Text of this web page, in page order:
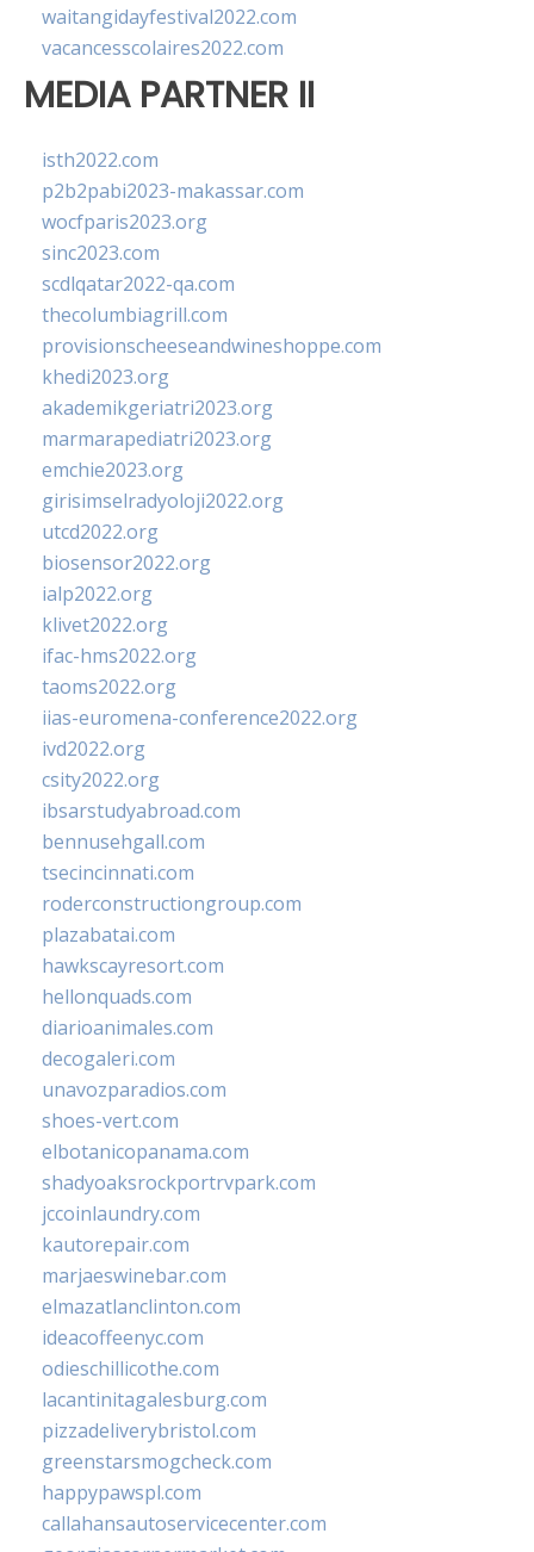
waitangidayfestival2022.com
vacancesscolaires2022.com
MEDIA PARTNER II
isth2022.com
p2b2pabi2023-makassar.com
wocfparis2023.org
sinc2023.com
scdlqatar2022-qa.com
thecolumbiagrill.com
provisionscheeseandwineshoppe.com
khedi2023.org
akademikgeriatri2023.org
marmarapediatri2023.org
emchie2023.org
girisimselradyoloji2022.org
utcd2022.org
biosensor2022.org
ialp2022.org
klivet2022.org
ifac-hms2022.org
taoms2022.org
iias-euromena-conference2022.org
ivd2022.org
csity2022.org
ibsarstudyabroad.com
bennusehgall.com
tsecincinnati.com
roderconstructiongroup.com
plazabatai.com
hawkscayresort.com
hellonquads.com
diarioanimales.com
decogaleri.com
unavozparadios.com
shoes-vert.com
elbotanicopanama.com
shadyoaksrockportrvpark.com
jccoinlaundry.com
kautorepair.com
marjaeswinebar.com
elmazatlanclinton.com
ideacoffeenyc.com
odieschillicothe.com
lacantinitagalesburg.com
pizzadeliverybristol.com
greenstarsmogcheck.com
happypawspl.com
callahansautoservicecenter.com